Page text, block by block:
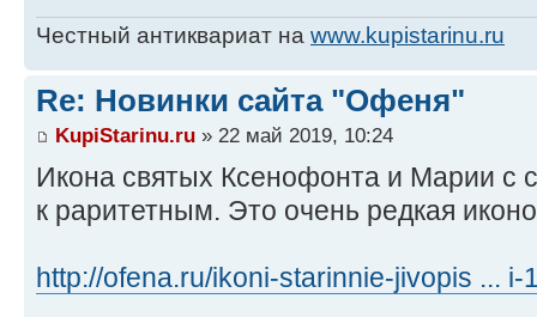
Честный антиквариат на www.kupistarinu.ru
Re: Новинки сайта "Офеня"
KupiStarinu.ru » 22 май 2019, 10:24
Икона святых Ксенофонта и Марии с
к раритетным. Это очень редкая
http://ofena.ru/ikoni-starinnie-jivopis ... i-